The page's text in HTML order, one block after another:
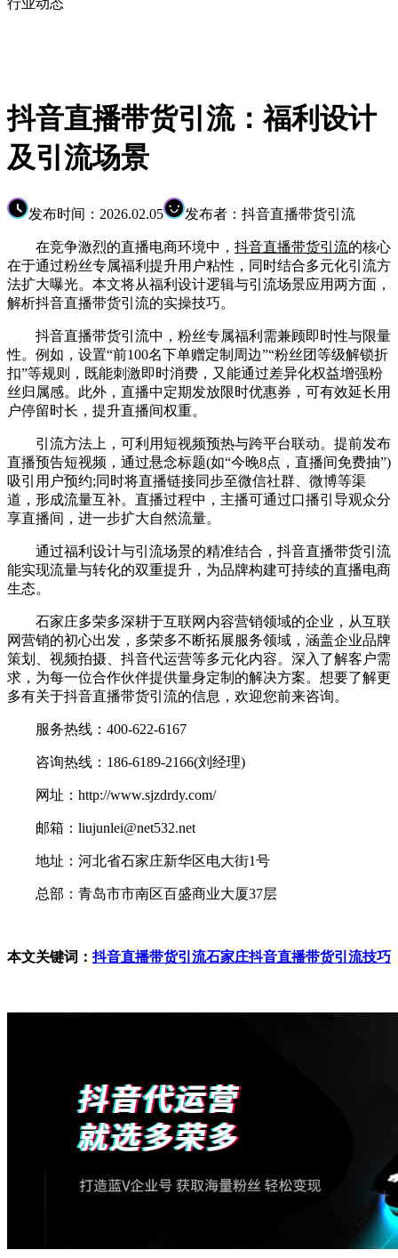
抖音直播带货引流：福利设计
及引流场景
发布时间：2026.02.05 发布者：抖音直播带货引流
在竞争激烈的直播电商环境中， 抖音直播带货引流的核心
在于通过粉丝专属福利提升用户粘性，同时结合多元化引流方
法扩大曝光。本文将从福利设计逻辑与引流场景应用两方面，
解析抖音直播带货引流的实操技巧。
抖音直播带货引流中，粉丝专属福利需兼顾即时性与限量
性。例如，设置“前100名下单赠定制周边”“粉丝团等级解锁折
扣”等规则，既能刺激即时消费，又能通过差异化权益增强粉
丝归属感。此外，直播中定期发放限时优惠券，可有效延长用
户停留时长，提升直播间权重。
引流方法上，可利用短视频预热与跨平台联动。提前发布
直播预告短视频，通过悬念标题(如“今晚8点，直播间免费抽”)
吸引用户预约;同时将直播链接同步至微信社群、微博等渠
道，形成流量互补。直播过程中，主播可通过口播引导观众分
享直播间，进一步扩大自然流量。
通过福利设计与引流场景的精准结合，抖音直播带货引流
能实现流量与转化的双重提升，为品牌构建可持续的直播电商
生态。
石家庄多荣多深耕于互联网内容营销领域的企业，从互联
网营销的初心出发，多荣多不断拓展服务领域，涵盖企业品牌
策划、视频拍摄、抖音代运营等多元化内容。深入了解客户需
求，为每一位合作伙伴提供量身定制的解决方案。想要了解更
多有关于抖音直播带货引流的信息，欢迎您前来咨询。
服务热线：400-622-6167
咨询热线：186-6189-2166(刘经理)
网址：http://www.sjzdrdy.com/
邮箱：liujunlei@net532.net
地址：河北省石家庄新华区电大街1号
总部：青岛市市南区百盛商业大厦37层
本文关键词：抖音直播带货引流石家庄抖音直播带货引流技巧